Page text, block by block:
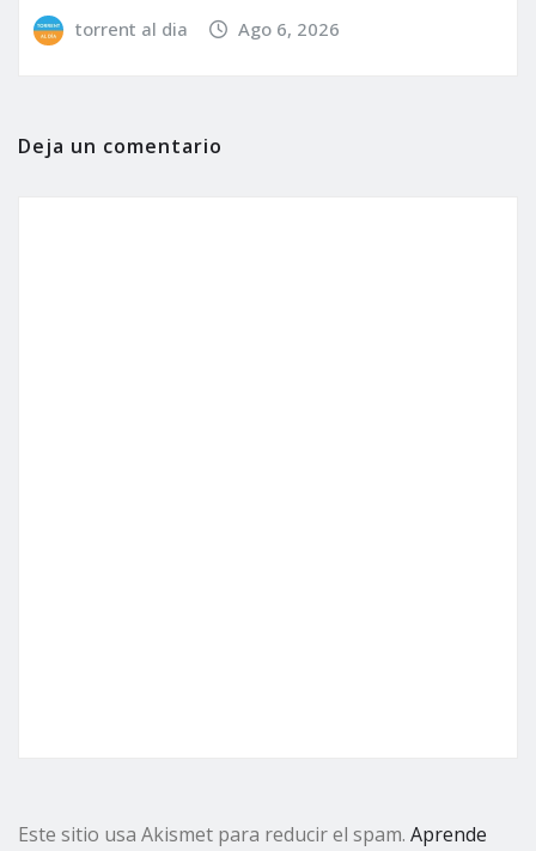
torrent al dia Ago 6, 2026
Deja un comentario
Este sitio usa Akismet para reducir el spam. Aprende